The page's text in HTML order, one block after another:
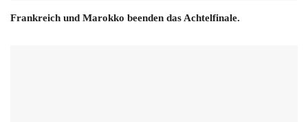
Frankreich und Marokko beenden das Achtelfinale.